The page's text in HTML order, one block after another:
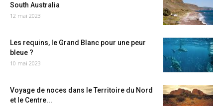
South Australia
12 mai 2023
Les requins, le Grand Blanc pour une peur
bleue ?
10 mai 2023
Voyage de noces dans le Territoire du Nord
et le Centre...